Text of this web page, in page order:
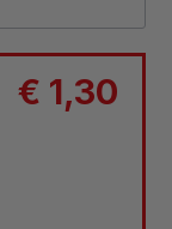
€ 1,30